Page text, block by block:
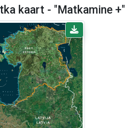
kaart - "Matkamine +"